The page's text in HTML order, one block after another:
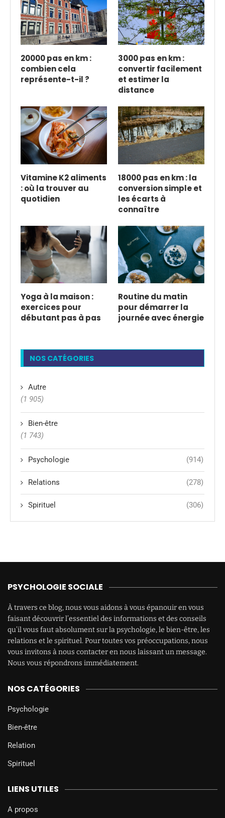
20000 pas en km :
combien cela
représente-t-il ?
3000 pas en km :
convertir facilement
et estimer la
distance
Vitamine K2 aliments
: où la trouver au
quotidien
18000 pas en km : la
conversion simple et
les écarts à
connaître
Yoga à la maison :
exercices pour
débutant pas à pas
Routine du matin
pour démarrer la
journée avec énergie
NOS CATÉGORIES
Autre
(1 905)
Bien-être
(1 743)
Psychologie (914)
Relations (278)
Spirituel (306)
PSYCHOLOGIE SOCIALE
À travers ce blog, nous vous aidons à vous épanouir en vous
faisant découvrir l’essentiel des informations et des conseils
qu’il vous faut absolument sur la psychologie, le bien-être, les
relations et le spirituel. Pour toutes vos préoccupations, nous
vous invitons à nous contacter en nous laissant un message.
Nous vous répondrons immédiatement.
NOS CATÉGORIES
Psychologie
Bien-être
Relation
Spirituel
LIENS UTILES
A propos